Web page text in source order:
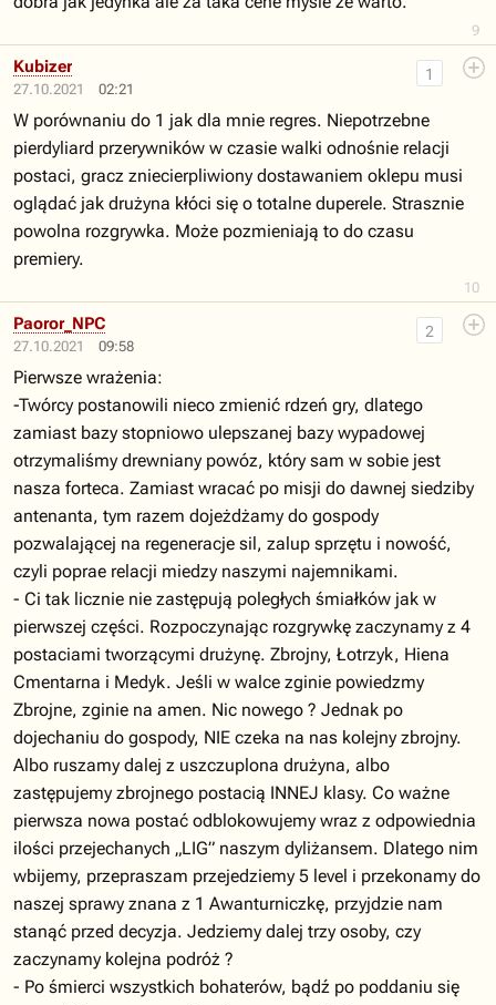
9
27.10.2021 02:21
10
1
Kubizer
W porównaniu do 1 jak dla mnie regres. Niepotrzebne
pierdyliard przerywników w czasie walki odnośnie relacji
postaci, gracz zniecierpliwiony dostawaniem oklepu musi
oglądać jak drużyna kłóci się o totalne duperele. Strasznie
powolna rozgrywka. Może pozmieniają to do czasu
premiery.
27.10.2021 09:58
2
Paoror_NPC
Pierwsze wrażenia:
-Twórcy postanowili nieco zmienić rdzeń gry, dlatego
zamiast bazy stopniowo ulepszanej bazy wypadowej
otrzymaliśmy drewniany powóz, który sam w sobie jest
nasza forteca. Zamiast wracać po misji do dawnej siedziby
antenanta, tym razem dojeżdżamy do gospody
pozwalającej na regeneracje sil, zalup sprzętu i nowość,
czyli poprae relacji miedzy naszymi najemnikami.
- Ci tak licznie nie zastępują poległych śmiałków jak w
pierwszej części. Rozpoczynając rozgrywkę zaczynamy z 4
postaciami tworzącymi drużynę. Zbrojny, Łotrzyk, Hiena
Cmentarna i Medyk. Jeśli w walce zginie powiedzmy
Zbrojne, zginie na amen. Nic nowego ? Jednak po
dojechaniu do gospody, NIE czeka na nas kolejny zbrojny.
Albo ruszamy dalej z uszczuplona drużyna, albo
zastępujemy zbrojnego postacią INNEJ klasy. Co ważne
pierwsza nowa postać odblokowujemy wraz z odpowiednia
ilości przejechanych „LIG” naszym dyliżansem. Dlatego nim
wbijemy, przepraszam przejedziemy 5 level i przekonamy do
naszej sprawy znana z 1 Awanturniczkę, przyjdzie nam
stanąć przed decyzja. Jedziemy dalej trzy osoby, czy
zaczynamy kolejna podróż ?
- Po śmierci wszystkich bohaterów, bądź po poddaniu się